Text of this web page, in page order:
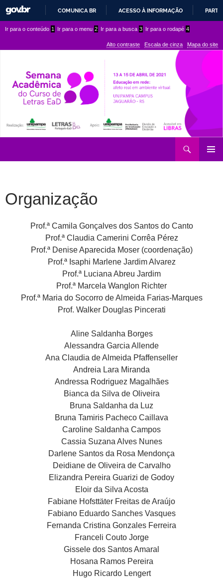
PARA
CONTEÚDO
COMUNICA BR ACESSO À INFORMAÇÃO
conteúdo
menu
Ir para o conteúdo 1 Ir para o menu 2 Ir para a busca 3 Ir para o rodapé 4
Alto contraste Escala de cinza Mapa do site
Organização
Prof.ª Camila Gonçalves dos Santos do Canto
Prof.ª Claudia Camerini Corrêa Pérez
Prof.ª Denise Aparecida Moser (coordenação)
Prof.ª Isaphi Marlene Jardim Alvarez
Prof.ª Luciana Abreu Jardim
Prof.ª Marcela Wanglon Richter
Prof.ª Maria do Socorro de Almeida Farias-Marques
Prof. Walker Douglas Pincerati
Aline Saldanha Borges
Alessandra Garcia Allende
Ana Claudia de Almeida Pfaffenseller
Andreia Lara Miranda
Andressa Rodriguez Magalhães
Bianca da Silva de Oliveira
Bruna Saldanha da Luz
Bruna Tamiris Pacheco Caillava
Caroline Saldanha Campos
Cassia Suzana Alves Nunes
Darlene Santos da Rosa Mendonça
Deidiane de Oliveira de Carvalho
Elizandra Pereira Guarizi de Godoy
Eloir da Silva Acosta
Fabiane Hofsttäter Freitas de Araújo
Fabiano Eduardo Sanches Vasques
Fernanda Cristina Gonzales Ferreira
Franceli Couto Jorge
Gissele dos Santos Amaral
Hosana Ramos Pereira
Hugo Ricardo Lengert